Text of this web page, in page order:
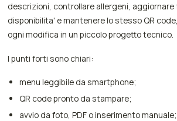
descrizioni, controllare allergeni,
disponibilita' e mantenere lo stesso QR
ogni modifica in un piccolo progetto tecnico.
I punti forti sono chiari:
menu leggibile da smartphone;
QR code pronto da stampare;
avvio da foto, PDF o inserimento manuale;